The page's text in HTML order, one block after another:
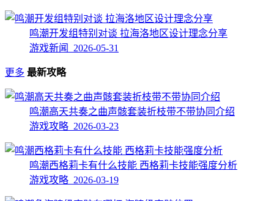
鸣潮开发组特别对谈 拉海洛地区设计理念分享
游戏新闻 2026-05-31
更多 最新攻略
鸣潮高天共奏之曲声骸套装折枝带不带协同介绍
游戏攻略 2026-03-23
鸣潮西格莉卡有什么技能 西格莉卡技能强度分析
游戏攻略 2026-03-19